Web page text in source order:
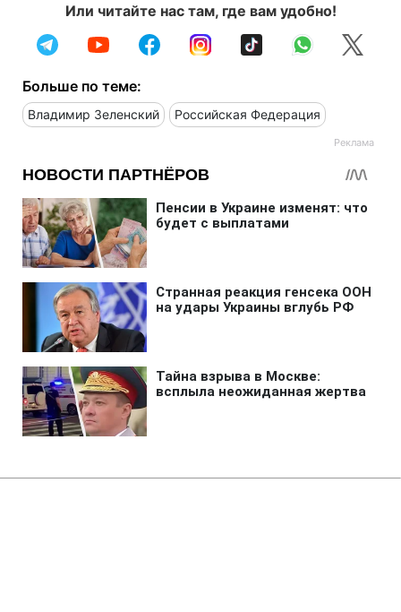
Или читайте нас там, где вам удобно!
Больше по теме:
Владимир Зеленский Российская Федерация